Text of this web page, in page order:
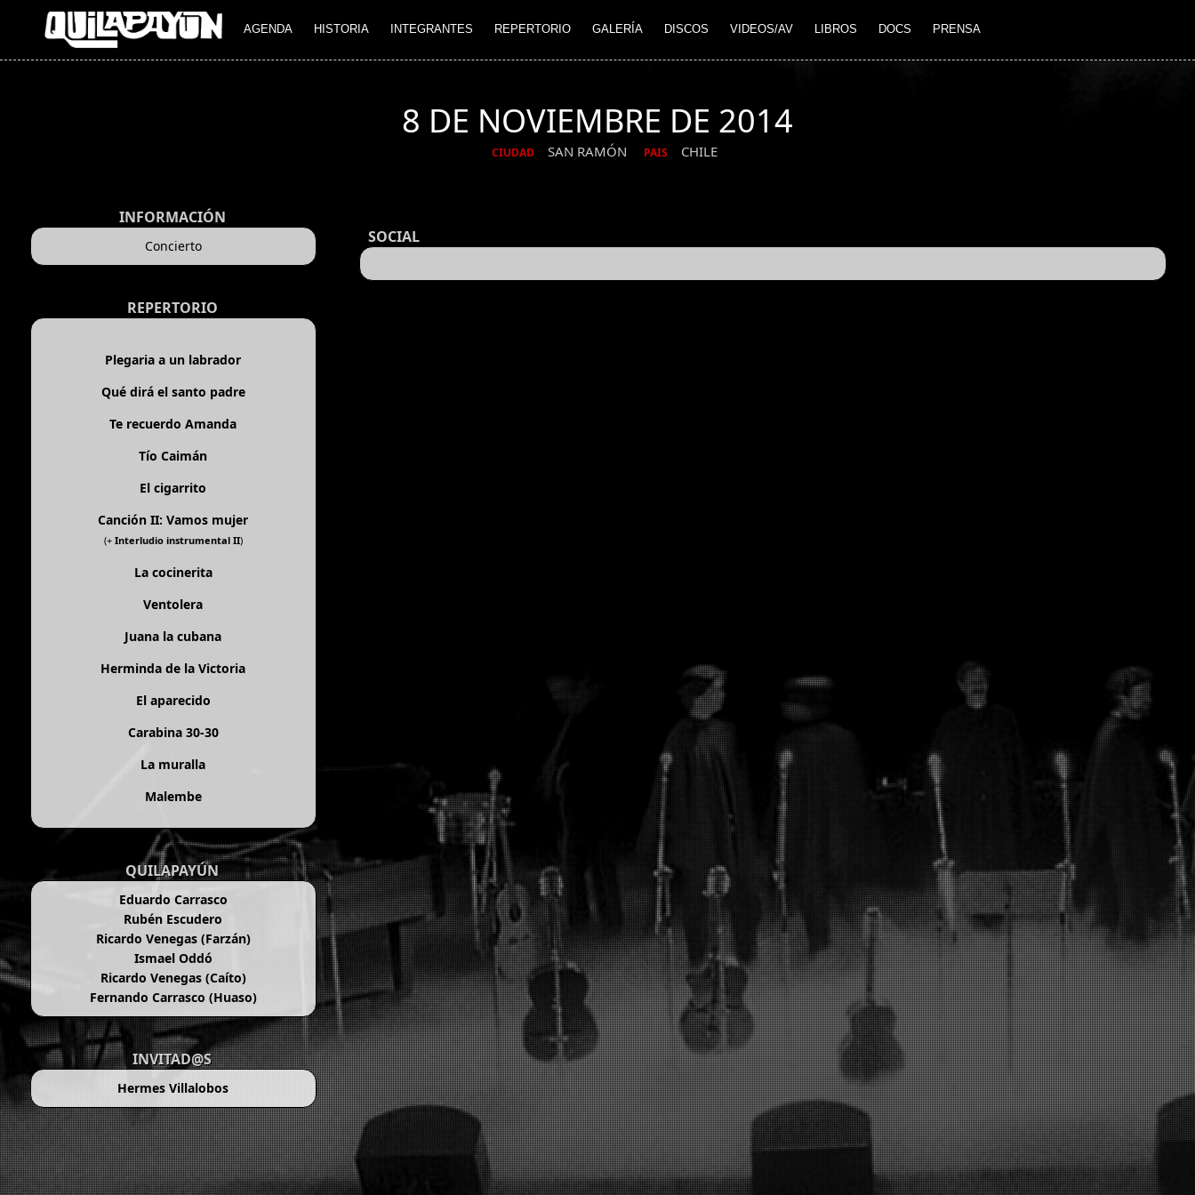
AGENDA HISTORIA INTEGRANTES REPERTORIO GALERÍA DISCOS VIDEOS/AV LIBROS DOCS PRENSA
8 DE NOVIEMBRE DE 2014
CIUDAD SAN RAMÓN PAIS CHILE
INFORMACIÓN
Concierto
REPERTORIO
Plegaria a un labrador
Qué dirá el santo padre
Te recuerdo Amanda
Tío Caimán
El cigarrito
Canción II: Vamos mujer
(+ Interludio instrumental II)
La cocinerita
Ventolera
Juana la cubana
Herminda de la Victoria
El aparecido
Carabina 30-30
La muralla
Malembe
QUILAPAYÚN
Eduardo Carrasco
Rubén Escudero
Ricardo Venegas (Farzán)
Ismael Oddó
Ricardo Venegas (Caíto)
Fernando Carrasco (Huaso)
INVITAD@S
Hermes Villalobos
SOCIAL